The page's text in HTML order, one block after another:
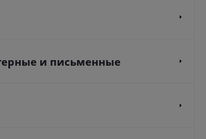
и письменные